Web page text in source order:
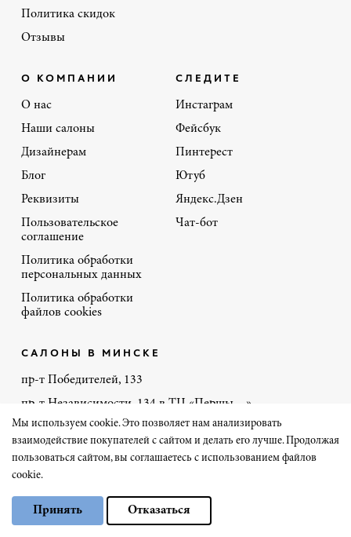
Политика скидок
Отзывы
О КОМПАНИИ
О нас
Наши салоны
Дизайнерам
Блог
Реквизиты
Пользовательское
соглашение
Политика обработки
персональных данных
Политика обработки
файлов cookies
СЛЕДИТЕ
Инстаграм
Фейсбук
Пинтерест
Ютуб
Яндекс.Дзен
Чат-бот
САЛОНЫ В МИНСКЕ
пр-т Победителей, 133
пр-т Независимости, 134 в ТЦ «Першы…»
пр-т Дзержинского, 131
ул. Кальварийская, 7б в ТЦ «Трюм»
Мы используем cookie. Это позволяет нам анализировать
взаимодействие покупателей с сайтом и делать его лучше. Продолжая
пользоваться сайтом, вы соглашаетесь с использованием файлов
cookie.
Минимальные
Принять Отказаться